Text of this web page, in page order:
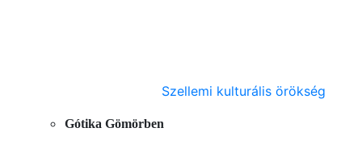
Szellemi kulturális örökség
Gótika Gömörben